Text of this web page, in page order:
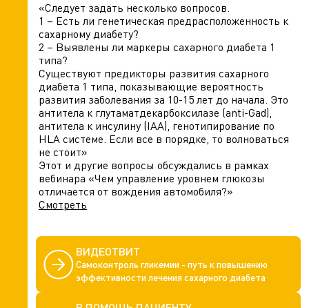
«Следует задать несколько вопросов.
1 – Есть ли генетическая предрасположенность к
сахарному диабету?
2 – Выявлены ли маркеры сахарного диабета 1
типа?
Существуют предикторы развития сахарного
диабета 1 типа, показывающие вероятность
развития заболевания за 10-15 лет до начала. Это
антитела к глутаматдекарбоксилазе (anti-Gad),
антитела к инсулину (IAA), генотипирование по
HLA системе. Если все в порядке, то волноваться
не стоит»
Этот и другие вопросы обсуждались в рамках
вебинара «Чем управление уровнем глюкозы
отличается от вождения автомобиля?»
Смотреть
ВИДЕОТВИТ
Самоконтроль гликемии - путь к повышению
эффективности лечения сахарного диабета